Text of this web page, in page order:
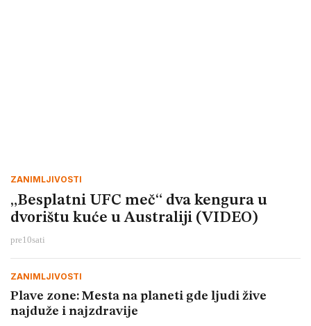
ZANIMLJIVOSTI
„Besplatni UFC meč“ dva kengura u
dvorištu kuće u Australiji (VIDEO)
pre10sati
ZANIMLJIVOSTI
Plave zone: Mesta na planeti gde ljudi žive
najduže i najzdravije